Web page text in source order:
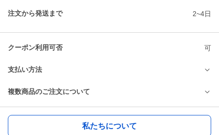
注文から発送まで 2~4日
クーポン利用可否 可
支払い方法
複数商品のご注文について
私たちについて